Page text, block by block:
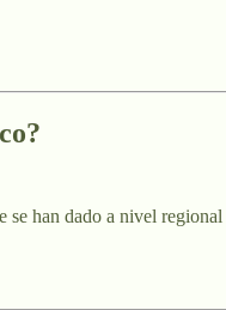
se han dado a nivel